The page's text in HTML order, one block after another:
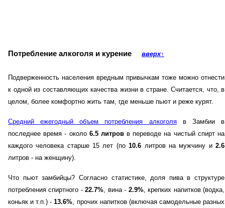
Потребление алкоголя и курение вверх↑
Подверженность населения вредным привычкам тоже можно отнести
к одной из составляющих качества жизни в стране. Считается, что, в
целом, более комфортно жить там, где меньше пьют и реже курят.
Средний ежегодный объем потребления алкоголяв Замбии в
последнее время - около 6.5 литровв переводе на чистый спирт на
каждого человека старше 15 лет (по10.6 литров на мужчину и2.6
литров - на женщину).
Что пьют замбийцы? Согласно статистике, доля пива в структуре
потребления спиртного -22.7%, вина - 2.9%, крепких напитков (водка,
коньяк и т.п.) -13.6%, прочих напитков (включая самодельные разных